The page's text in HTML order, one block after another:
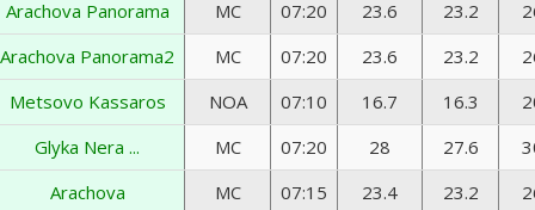
Arachova Panorama
MC 07:20 23.6 23.2
Arachova Panorama2
MC 07:20 23.6 23.2
Metsovo Kassaros
NOA 07:10 16.7 16.3
Glyka Nera ...
MC 07:20 28 27.6
Arachova
MC 07:15 23.4 23.2